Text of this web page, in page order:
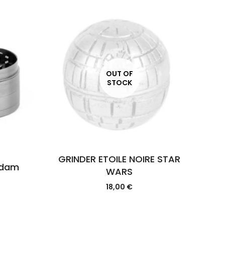
OUT OF
STOCK
GRINDER ETOILE NOIRE STAR
WARS
18,00 €